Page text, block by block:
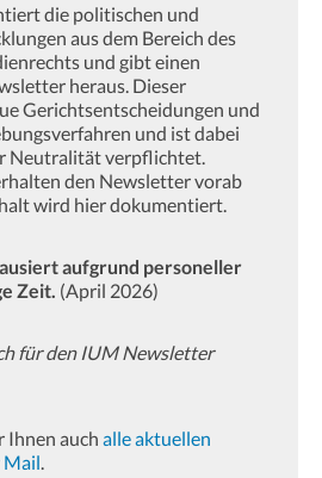
die politischen und
aus dem Bereich des
und gibt einen
heraus. Dieser
Gerichtsentscheidungen und
und ist dabei
Neutralität verpflichtet.
den Newsletter vorab
wird hier dokumentiert.
aufgrund personeller
Zeit. (April 2026)
für den IUM Newsletter
Ihnen auch alle aktuellen
Mail.